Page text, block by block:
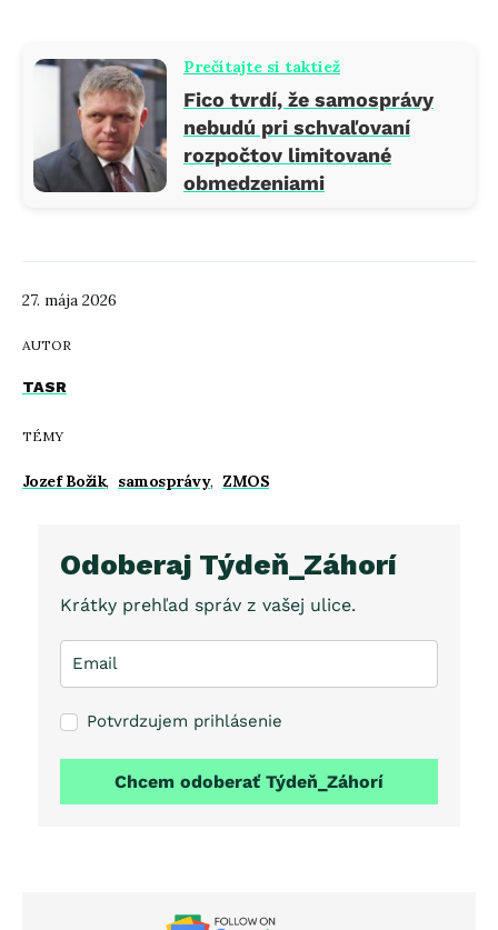
27. mája 2026
AUTOR
TASR
TÉMY
Jozef Božik, samosprávy, ZMOS
Prečítajte si taktiež
Fico tvrdí, že samosprávy
nebudú pri schvaľovaní
rozpočtov limitované
obmedzeniami
Odoberaj Týdeň_Záhorí
Krátky prehľad správ z vašej ulice.
Potvrdzujem prihlásenie
Chcem odoberať Týdeň_Záhorí